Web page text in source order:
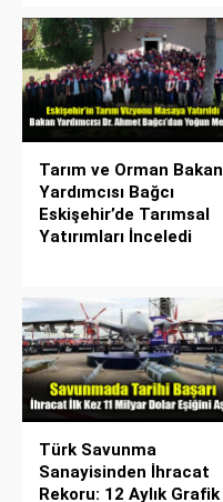
Tarım ve Orman Bakan
Yardımcısı Bağcı
Eskişehir’de Tarımsal
Yatırımları İnceledi
Türk Savunma
Sanayisinden İhracat
Rekoru: 12 Aylık Grafik